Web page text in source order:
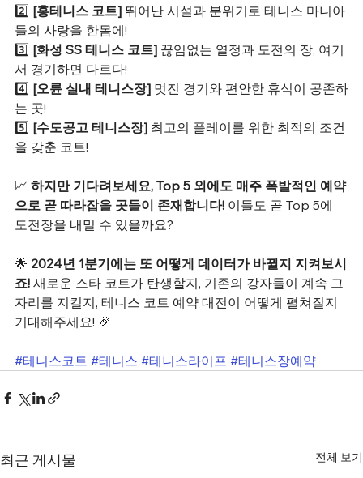
2️⃣ [홍테니스 코트] 뛰어난 시설과 분위기로 테니스 마니아
들의 사랑을 한몸에!
3️⃣ [화성 SS 테니스 코트] 끊임없는 열정과 도전의 장, 여기
서 경기하면 다르다!
4️⃣ [오륜 실내 테니스장] 멋진 경기와 편안한 휴식이 공존하
는 곳!
5️⃣ [수도공고 테니스장] 최고의 플레이를 위한 최적의 조건
을 갖춘 코트!
📈 하지만 기다려보세요, Top 5 외에도 매주 폭발적인 예약
으로 곧 따라잡을 곳들이 존재합니다! 이들도 곧 Top 5에
도전장을 내밀 수 있을까요?
🌟 2024년 1분기에는 또 어떻게 데이터가 바뀔지 지켜보시
죠! 새로운 스타 코트가 탄생할지, 기존의 강자들이 계속 그
자리를 지킬지, 테니스 코트 예약 대전이 어떻게 펼쳐질지
기대해주세요! 🎉
#테니스코트 #테니스 #테니스라이프 #테니스장예약
최근 게시물 전체 보기